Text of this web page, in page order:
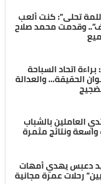
تحلى”: كنت ألعب
وقدمت محمد صلاح
اتحاد السباحة
الحقيقة… والعدالة
العاملين بالشباب
واسعة ونتائج مثمرة
دعبس يهدي أمهات
رحلات عمرة مجانية